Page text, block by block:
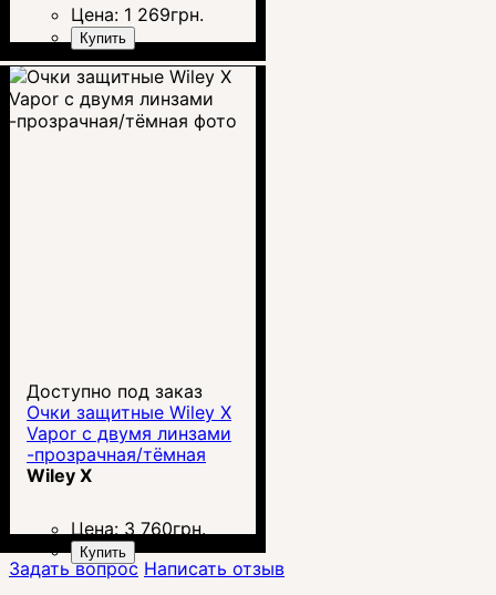
Цена: 1 269грн.
Купить
Доступно под заказ
Очки защитные Wiley X
Vapor с двумя линзами
-прозрачная/тёмная
Wiley X
Цена:3 760грн.
Купить
Задать вопрос Написать отзыв